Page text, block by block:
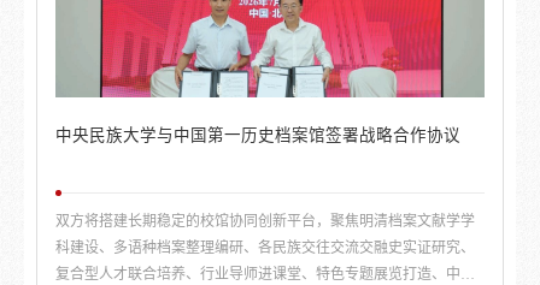
中央民族大学与中国第一历史档案馆签署战略合作协议
双方将搭建长期稳定的校馆协同创新平台，聚焦明清档案文献学学
科建设、多语种档案整理编研、各民族交往交流交融史实证研究、
复合型人才联合培养、行业导师进课堂、特色专题展览打造、中华